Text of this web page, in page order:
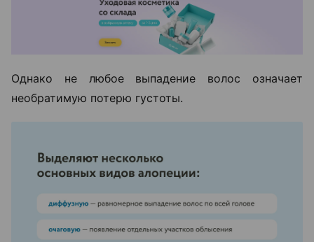
Однако не любое выпадение волос означает
необратимую потерю густоты.